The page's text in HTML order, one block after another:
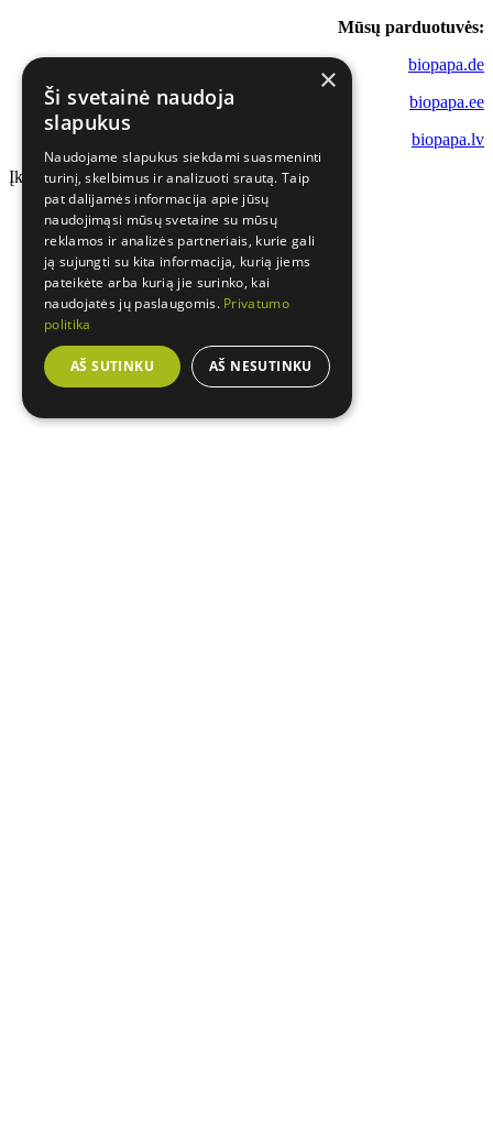
Mūsų parduotuvės:
biopapa.de
biopapa.ee
biopapa.lv
Įkeliama...
×
Ši svetainė naudoja
slapukus
Naudojame slapukus siekdami suasmeninti
turinį, skelbimus ir analizuoti srautą. Taip
pat dalijamės informacija apie jūsų
naudojimąsi mūsų svetaine su mūsų
reklamos ir analizės partneriais, kurie gali
ją sujungti su kita informacija, kurią jiems
pateikėte arba kurią jie surinko, kai
naudojatės jų paslaugomis. Privatumo
politika
AŠ SUTINKU AŠ NESUTINKU